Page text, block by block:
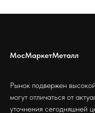
МосМаркетМеталл
Рынок подвержен
могут отличаться от
уточнения сегодняшней